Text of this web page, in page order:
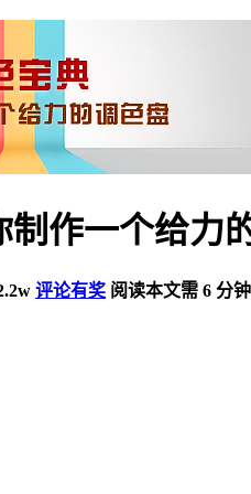
制作一个给力
评论有奖 阅读本文需 6 分钟